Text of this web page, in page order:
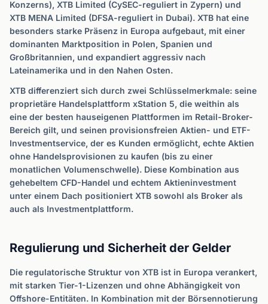
Konzerns), XTB Limited (CySEC-reguliert in Zypern) und
XTB MENA Limited (DFSA-reguliert in Dubai). XTB hat eine
besonders starke Präsenz in Europa aufgebaut, mit einer
dominanten Marktposition in Polen, Spanien und
Großbritannien, und expandiert aggressiv nach
Lateinamerika und in den Nahen Osten.
XTB differenziert sich durch zwei Schlüsselmerkmale: seine
proprietäre Handelsplattform xStation 5, die weithin als
eine der besten hauseigenen Plattformen im Retail-Broker-
Bereich gilt, und seinen provisionsfreien Aktien- und ETF-
Investmentservice, der es Kunden ermöglicht, echte Aktien
ohne Handelsprovisionen zu kaufen (bis zu einer
monatlichen Volumenschwelle). Diese Kombination aus
gehebeltem CFD-Handel und echtem Aktieninvestment
unter einem Dach positioniert XTB sowohl als Broker als
auch als Investmentplattform.
Regulierung und Sicherheit der Gelder
Die regulatorische Struktur von XTB ist in Europa verankert,
mit starken Tier-1-Lizenzen und ohne Abhängigkeit von
Offshore-Entitäten. In Kombination mit der Börsennotierung